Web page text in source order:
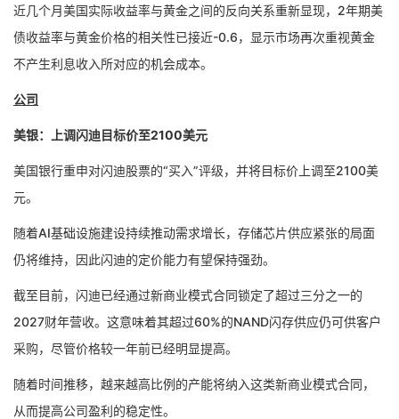
近几个月美国实际收益率与黄金之间的反向关系重新显现，2年期美
债收益率与黄金价格的相关性已接近-0.6，显示市场再次重视黄金
不产生利息收入所对应的机会成本。
公司
美银：上调闪迪目标价至2100美元
美国银行重申对闪迪股票的“买入”评级，并将目标价上调至2100美
元。
随着AI基础设施建设持续推动需求增长，存储芯片供应紧张的局面
仍将维持，因此闪迪的定价能力有望保持强劲。
截至目前，闪迪已经通过新商业模式合同锁定了超过三分之一的
2027财年营收。这意味着其超过60%的NAND闪存供应仍可供客户
采购，尽管价格较一年前已经明显提高。
随着时间推移，越来越高比例的产能将纳入这类新商业模式合同，
从而提高公司盈利的稳定性。